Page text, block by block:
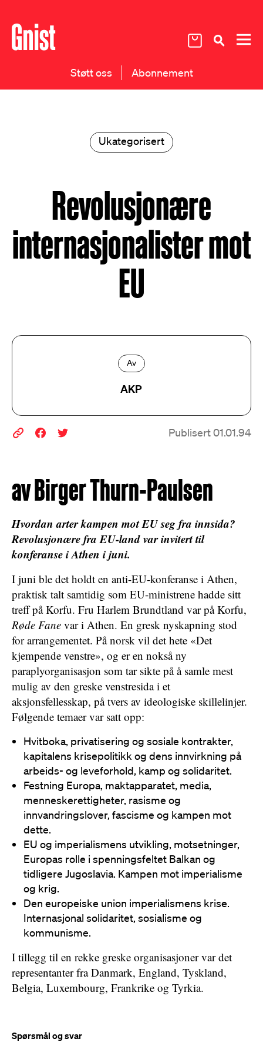
Støtt oss Abonnement
Ukategorisert
Revolusjonære
internasjonalister mot
EU
Av
AKP
Publisert 01.01.94
av Birger Thurn-Paulsen
Hvordan arter kampen mot EU seg fra innsida?
Revolusjonære fra EU-land var invitert til
konferanse i Athen i juni.
I juni ble det holdt en anti-EU-konferanse i Athen,
praktisk talt samtidig som EU-ministrene hadde sitt
treff på Korfu. Fru Harlem Brundtland var på Korfu,
Røde Fane var i Athen. En gresk nyskapning stod
for arrangementet. På norsk vil det hete «Det
kjempende venstre», og er en nokså ny
paraplyorganisasjon som tar sikte på å samle mest
mulig av den greske venstresida i et
aksjonsfellesskap, på tvers av ideologiske skillelinjer.
Følgende temaer var satt opp:
Hvitboka, privatisering og sosiale kontrakter,
kapitalens krisepolitikk og dens innvirkning på
arbeids- og leveforhold, kamp og solidaritet.
Festning Europa, maktapparatet, media,
menneskerettigheter, rasisme og
innvandringslover, fascisme og kampen mot
dette.
EU og imperialismens utvikling, motsetninger,
Europas rolle i spenningsfeltet Balkan og
tidligere Jugoslavia. Kampen mot imperialisme
og krig.
Den europeiske union imperialismens krise.
Internasjonal solidaritet, sosialisme og
kommunisme.
I tillegg til en rekke greske organisasjoner var det
representanter fra Danmark, England, Tyskland,
Belgia, Luxembourg, Frankrike og Tyrkia.
Spørsmål og svar